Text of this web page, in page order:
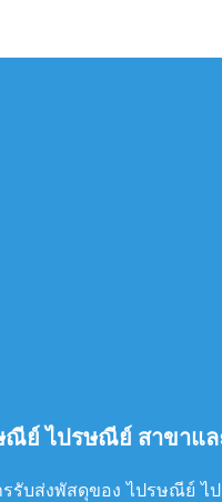
ย์ ไปรษณีย์ สาขาแล
รรับส่งพัสดุของ ไปรษณีย์